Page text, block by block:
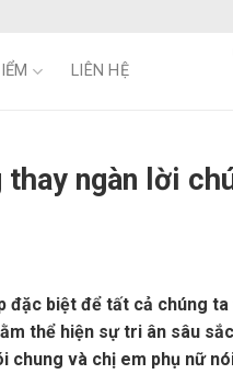
LIÊN HỆ
ngàn lời
đặc biệt để tất cả chúng
thể hiện sự tri ân sâu
chung và chị em phụ nữ